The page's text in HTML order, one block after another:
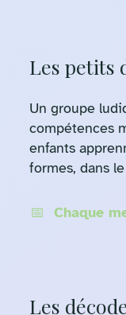
Les petits
Un groupe
compétences
enfants
formes, dans
📅 Chaque
Les